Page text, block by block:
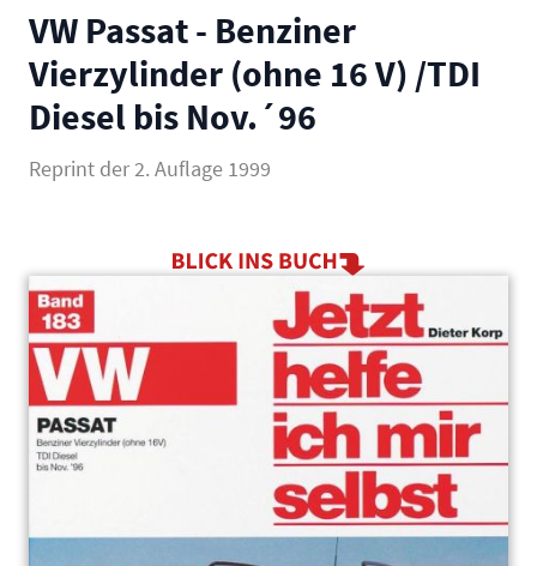
VW Passat - Benziner
Vierzylinder (ohne 16 V) /TDI
Diesel bis Nov.´96
Reprint der 2. Auflage 1999
Main image
Click to view image in fullscreen